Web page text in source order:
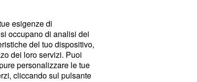
esigenze di
occupano di analisi dei
del tuo dispositivo,
dei loro servizi. Puoi
personalizzare le tue
cliccando sul pulsante